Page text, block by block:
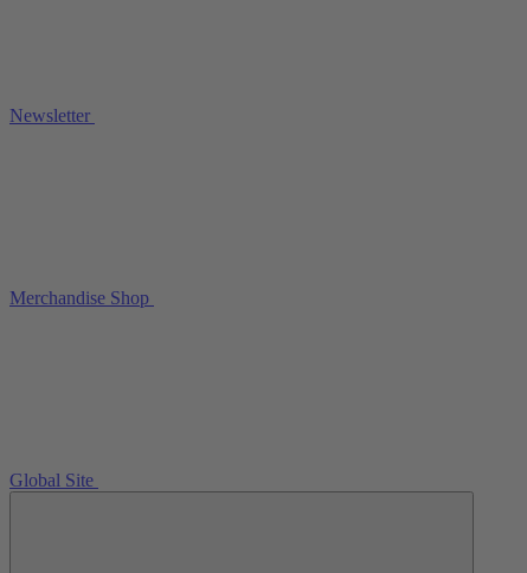
Newsletter
Merchandise Shop
Global Site